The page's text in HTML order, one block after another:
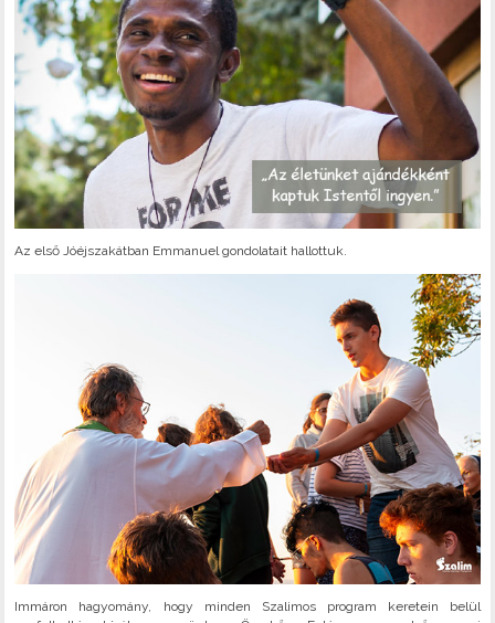
Az első Jóéjszakátban Emmanuel gondolatait hallottuk.
Immáron hagyomány, hogy minden Szalimos program keretein belül